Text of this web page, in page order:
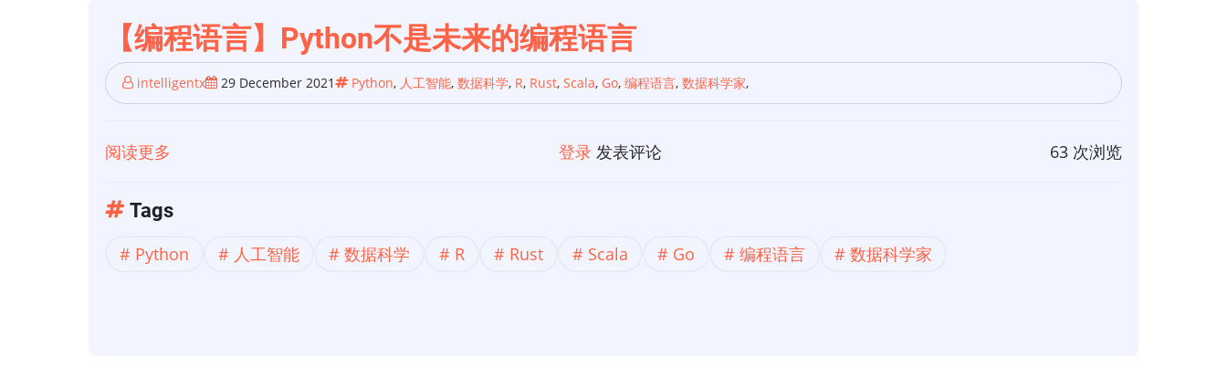
的
新
增
功
【编程语言】Python不是未来的编程语言
intelligentx 29 December 2021 Python, 人工智能, 数据科学, R, Rust, Scala, Go, 编程语言, 数据科学家,
阅读更多
【编
语
登录 发表评论 63 次浏览
Tags
Python 人工智能 数据科学 R Rust Scala Go 编程语言 数据科学家